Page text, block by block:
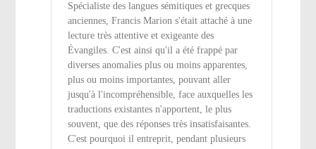
Spécialiste des langues sémitiques et grecques
anciennes, Francis Marion s'était attaché à une
lecture très attentive et exigeante des
Évangiles. C'est ainsi qu'il a été frappé par
diverses anomalies plus ou moins apparentes,
plus ou moins importantes, pouvant aller
jusqu'à l'incompréhensible, face auxquelles les
traductions existantes n'apportent, le plus
souvent, que des réponses très insatisfaisantes.
C'est pourquoi il entreprit, pendant plusieurs